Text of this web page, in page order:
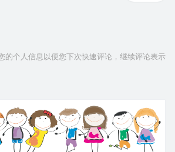
的个人信息以便您下次快速评论，继续评论表示